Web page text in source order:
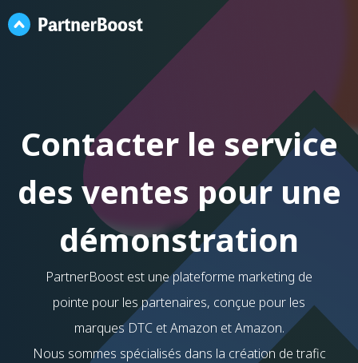
Contacter le service
des ventes pour une
démonstration
PartnerBoost est une plateforme marketing de
pointe pour les partenaires, conçue pour les
marques DTC et Amazon et Amazon.
Nous sommes spécialisés dans la création de trafic